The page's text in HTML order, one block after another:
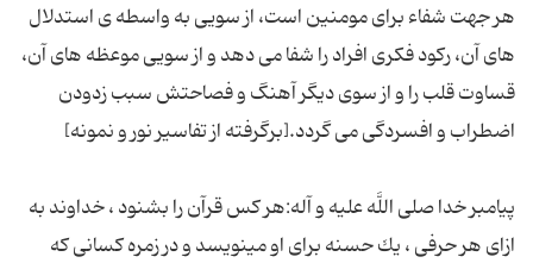
هر جهت شفاء برای مومنین است، از سویی به واسطه ی استدلال
های آن، رکود فکری افراد را شفا می دهد و از سویی موعظه های آن،
قساوت قلب را و از سوی دیگر آهنگ و فصاحتش سبب زدودن
پیامبر خدا صلى اللَّه علیه و آله:هر كس قرآن را بشنود ، خداوند به
ازاى هر حرفى ، یك حسنه براى او مى‏نویسد و در زمره كسانى كه